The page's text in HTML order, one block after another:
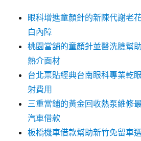
眼科增進童顏針的新陳代謝老
白內障
桃園當舖的童顏針並醫洗臉幫
熱介面材
台北票貼經典台南眼科專業乾
射費用
三重當鋪的黃金回收熱泵維修
汽車借款
板橋機車借款幫助新竹免留車